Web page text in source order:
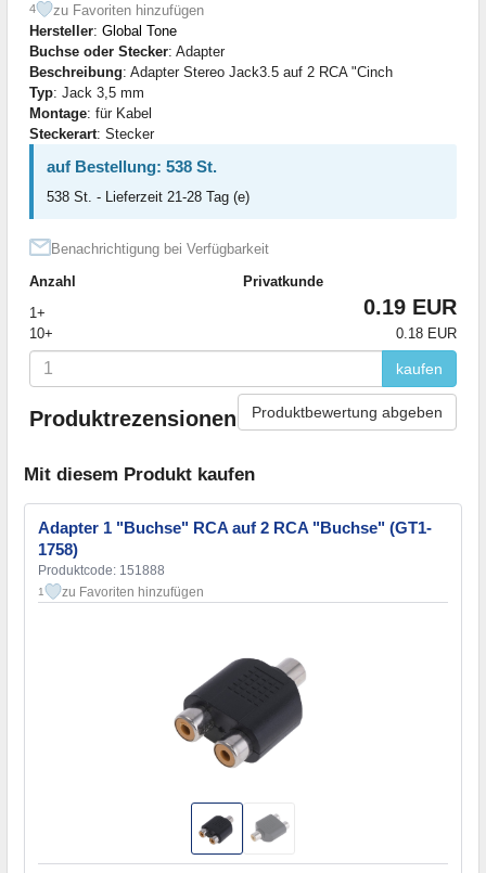
4
zu Favoriten hinzufügen
Hersteller: Global Tone
Buchse oder Stecker: Adapter
Beschreibung: Adapter Stereo Jack3.5 auf 2 RCA "Cinch
Typ: Jack 3,5 mm
Montage: für Kabel
Steckerart: Stecker
auf Bestellung: 538 St.
538 St. - Lieferzeit 21-28 Tag (e)
Benachrichtigung bei Verfügbarkeit
Anzahl
Privatkunde
1+
0.19 EUR
10+ 0.18 EUR
kaufen
Produktrezensionen Produktbewertung abgeben
Mit diesem Produkt kaufen
Adapter 1 "Buchse" RCA auf 2 RCA "Buchse" (GT1-
1758)
Produktcode: 151888
1 zu Favoriten hinzufügen